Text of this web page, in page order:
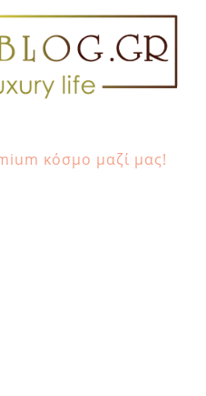
κόσμο μαζί μας!